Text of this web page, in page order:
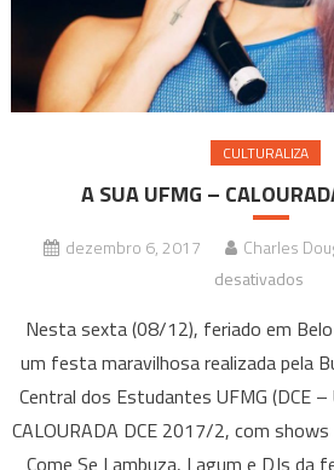
CULTURALIZA
A SUA UFMG –
dezembro 6, 2017 Charles
desativados
SUA
–
DCE
Nesta sexta (08/12), feriado em
um festa maravilhosa realizada pela
Central dos Estudantes UFMG (DCE –
CALOURADA DCE 2017/2, com
Come Se Lambuza, Lagum e DJs